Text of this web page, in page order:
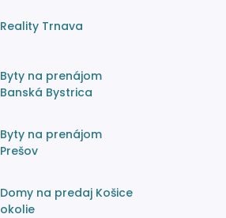
Reality Trnava
Byty na prenájom
Banská Bystrica
Byty na prenájom
Prešov
Domy na predaj Košice
okolie